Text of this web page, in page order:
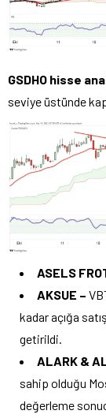
GSDHO hisse
seviye üstünde
ASELS
AKSUE –
kadar açığa
getirildi.
ALARK &
sahip olduğu
değerleme